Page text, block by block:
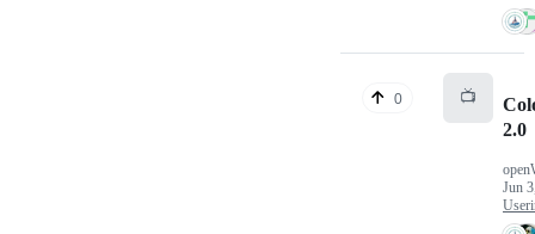
0 📺
2.0
Jun